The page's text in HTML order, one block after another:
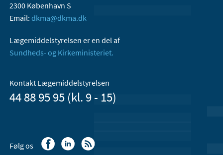
2300 København S
Email: dkma@dkma.dk
Lægemiddelstyrelsen er en del af
Sundheds- og Kirkeministeriet.
Kontakt Lægemiddelstyrelsen
44 88 95 95 (kl. 9 - 15)
Følg os